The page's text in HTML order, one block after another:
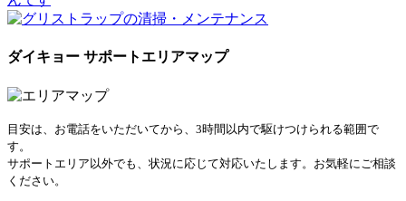
ダイキョー サポートエリアマップ
目安は、お電話をいただいてから、3時間以内で駆けつけられる範囲で
す。
サポートエリア以外でも、状況に応じて対応いたします。お気軽にご相談
ください。